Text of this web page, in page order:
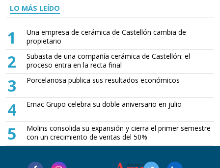
LO MÁS LEÍDO
1
Una empresa de cerámica de Castellón cambia de
propietario
2
Subasta de una compañía cerámica de Castellón: el
proceso entra en la recta final
3 Porcelanosa publica sus resultados económicos
4 Emac Grupo celebra su doble aniversario en julio
5
Molins consolida su expansión y cierra el primer semestre
con un crecimiento de ventas del 50%